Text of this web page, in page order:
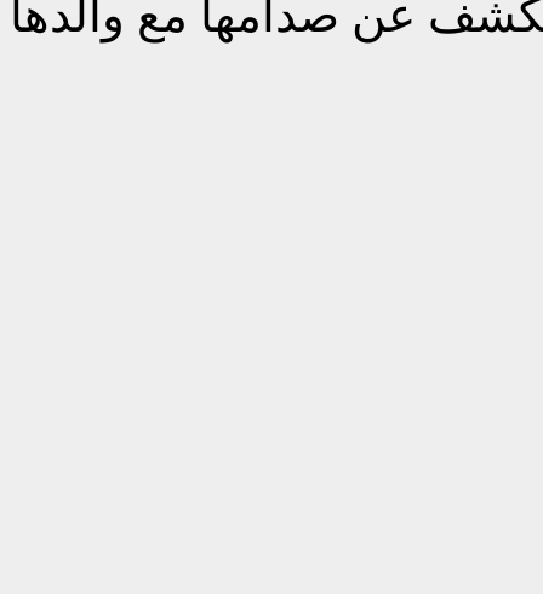
عن صدامها مع والدها